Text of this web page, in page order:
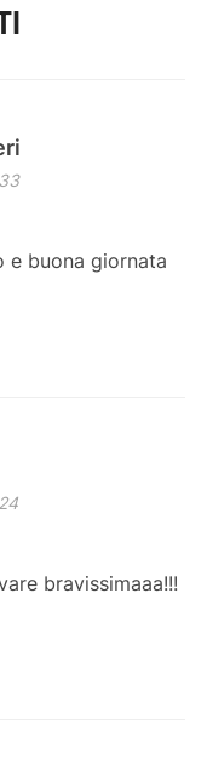
e buona giornata
bravissimaaa!!!